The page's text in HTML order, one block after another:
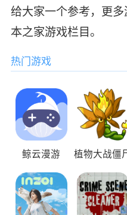
给大家一个参考，更
本之家游戏栏目。
热门游戏
鲸云漫游 植物大战僵